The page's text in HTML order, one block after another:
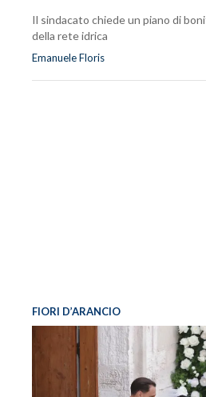
Il sindacato chiede un piano di
della rete idrica
Emanuele Floris
FIORI D’ARANCIO